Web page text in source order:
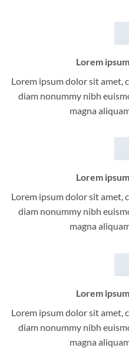
Lorem
Lorem ipsum dolor sit amet,
diam nonummy nibh
magna
Lorem
Lorem ipsum dolor sit amet,
diam nonummy nibh
magna
Lorem
Lorem ipsum dolor sit amet,
diam nonummy nibh
magna